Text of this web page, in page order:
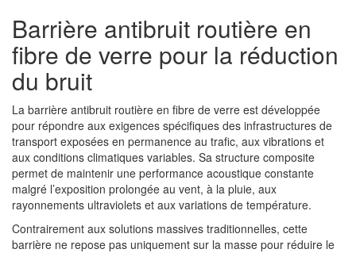
Barrière antibruit routière en
fibre de verre pour la réduction
du bruit
La barrière antibruit routière en fibre de verre est développée
pour répondre aux exigences spécifiques des infrastructures de
transport exposées en permanence au trafic, aux vibrations et
aux conditions climatiques variables. Sa structure composite
permet de maintenir une performance acoustique constante
malgré l’exposition prolongée au vent, à la pluie, aux
rayonnements ultraviolets et aux variations de température.
Contrairement aux solutions massives traditionnelles, cette
barrière ne repose pas uniquement sur la masse pour réduire le